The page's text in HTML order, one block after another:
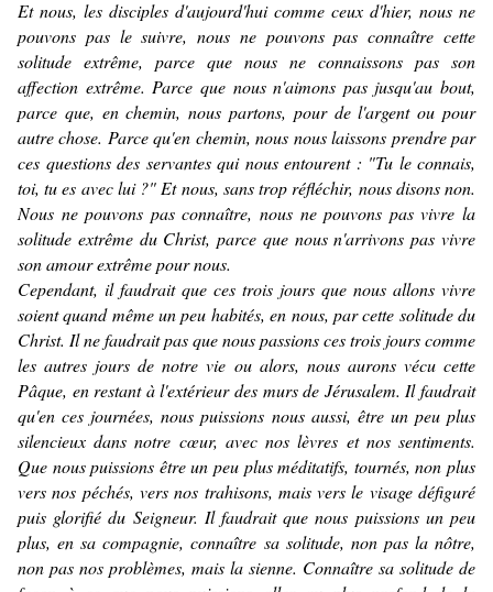
Et nous, les disciples d'aujourd'hui comme ceux d'hier, nous ne
pouvons pas le suivre, nous ne pouvons pas connaître cette
solitude extrême, parce que nous ne connaissons pas son
affection extrême. Parce que nous n'aimons pas jusqu'au bout,
parce que, en chemin, nous partons, pour de l'argent ou pour
autre chose. Parce qu'en chemin, nous nous laissons prendre par
ces questions des servantes qui nous entourent : "Tu le connais,
toi, tu es avec lui ?" Et nous, sans trop réfléchir, nous disons non.
Nous ne pouvons pas connaître, nous ne pouvons pas vivre la
solitude extrême du Christ, parce que nous n'arrivons pas vivre
son amour extrême pour nous.
Cependant, il faudrait que ces trois jours que nous allons vivre
soient quand même un peu habités, en nous, par cette solitude du
Christ. Il ne faudrait pas que nous passions ces trois jours comme
les autres jours de notre vie ou alors, nous aurons vécu cette
Pâque, en restant à l'extérieur des murs de Jérusalem. Il faudrait
qu'en ces journées, nous puissions nous aussi, être un peu plus
silencieux dans notre cœur, avec nos lèvres et nos sentiments.
Que nous puissions être un peu plus méditatifs, tournés, non plus
vers nos péchés, vers nos trahisons, mais vers le visage défiguré
puis glorifié du Seigneur. Il faudrait que nous puissions un peu
plus, en sa compagnie, connaître sa solitude, non pas la nôtre,
non pas nos problèmes, mais la sienne. Connaître sa solitude de